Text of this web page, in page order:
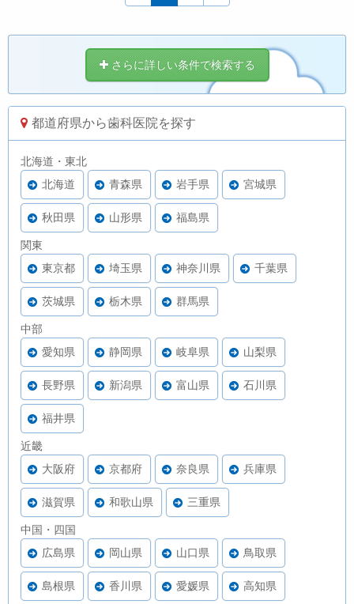
さらに詳しい条件で検索する
都道府県から歯科医院を探す
北海道・東北
北海道
青森県 岩手県 宮城県
秋田県 山形県 福島県
関東
東京都
埼玉県 神奈川県 千葉県
茨城県 栃木県 群馬県
中部
愛知県
静岡県 岐阜県 山梨県
長野県 新潟県 富山県 石川県
福井県
近畿
大阪府
京都府 奈良県 兵庫県
滋賀県 和歌山県 三重県
中国・四国
広島県
岡山県 山口県 鳥取県
島根県 香川県 愛媛県 高知県